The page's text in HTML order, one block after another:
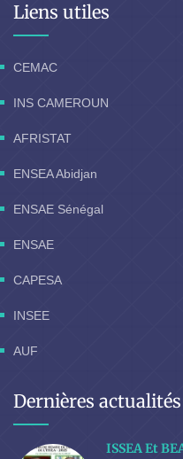
Liens utiles
CEMAC
INS CAMEROUN
AFRISTAT
ENSEA Abidjan
ENSAE Sénégal
ENSAE
CAPESA
INSEE
AUF
Dernières actualités
ISSEA Et